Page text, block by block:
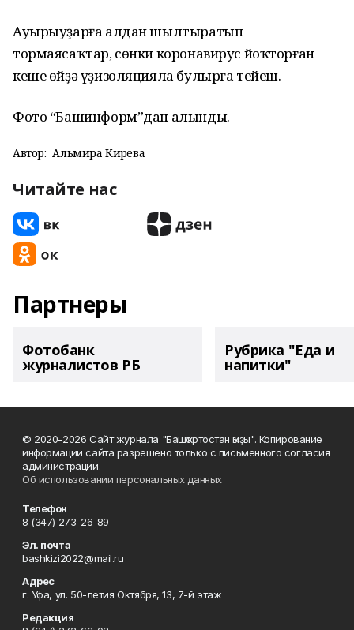
Ауырыуҙарға алдан шылтыратып
тормаясаҡтар, сөнки коронавирус йоҡторған
кеше өйҙә үҙизоляцияла булырға тейеш.
Фото “Башинформ”дан алынды.
Автор: Альмира Кирәева
Читайте нас
Партнеры
Фотобанк
журналистов РБ
Рубрика "Еда и
напитки"
© 2020-2026 Сайт журнала "Башҡортостан ҡыҙы". Копирование
информации сайта разрешено только с письменного согласия
администрации.
Об использовании персональных данных
Телефон
8 (347) 273-26-89
Эл. почта
bashkizi2022@mail.ru
Адрес
г. Уфа, ул. 50-летия Октября, 13, 7-й этаж
Редакция